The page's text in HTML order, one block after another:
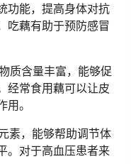
功能，提高身体对抗
吃藕有助于预防感冒
质含量丰富，能够促
经常食用藕可以让皮
。
素，能够帮助调节体
。对于高血压患者来